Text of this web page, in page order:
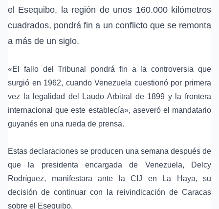
el Esequibo, la región de unos 160.000 kilómetros
cuadrados, pondrá fin a un conflicto que se remonta
a más de un siglo.
«El fallo del Tribunal pondrá fin a la controversia que
surgió en 1962, cuando Venezuela cuestionó por primera
vez la legalidad del
Laudo Arbitral de 1899 y la frontera
internacional que este establecía», aseveró el mandatario
guyanés en una rueda de prensa.
Estas declaraciones se producen una semana después de
que la presidenta encargada de Venezuela,
Delcy
Rodríguez, manifestara ante la CIJ en La Haya, su
decisión de continuar con la reivindicación de Caracas
sobre el Esequibo.